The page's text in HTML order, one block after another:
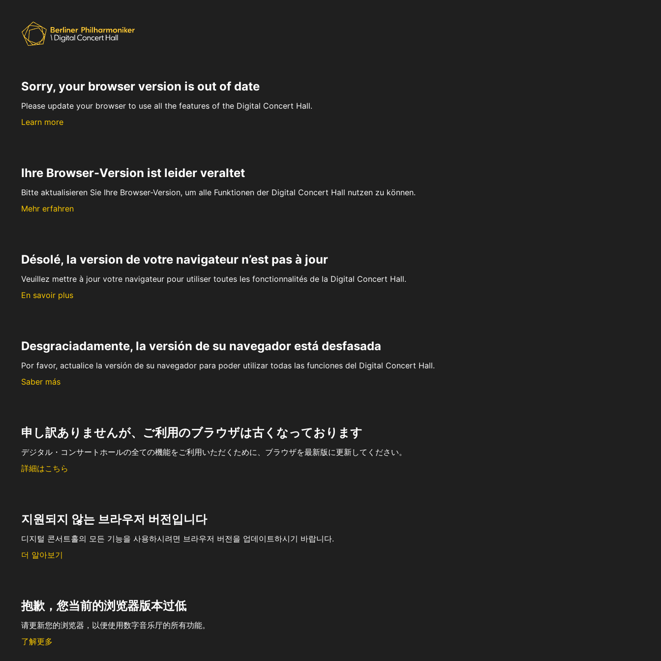
Sorry, your browser version is out of date
Please update your browser to use all the features of the Digital Concert Hall.
Learn more
Ihre Browser-Version ist leider veraltet
Bitte aktualisieren Sie Ihre Browser-Version, um alle Funktionen der Digital Concert Hall nutzen zu können.
Mehr erfahren
Désolé, la version de votre navigateur n’est pas à jour
Veuillez mettre à jour votre navigateur pour utiliser toutes les fonctionnalités de la Digital Concert Hall.
En savoir plus
Desgraciadamente, la versión de su navegador está desfasada
Por favor, actualice la versión de su navegador para poder utilizar todas las funciones del Digital Concert Hall.
Saber más
申し訳ありませんが、ご利用のブラウザは古くなっております
デジタル・コンサートホールの全ての機能をご利用いただくために、ブラウザを最新版に更新してください。
詳細はこちら
지원되지 않는 브라우저 버전입니다
디지털 콘서트홀의 모든 기능을 사용하시려면 브라우저 버전을 업데이트하시기 바랍니다.
더 알아보기
抱歉，您当前的浏览器版本过低
请更新您的浏览器，以便使用数字音乐厅的所有功能。
了解更多